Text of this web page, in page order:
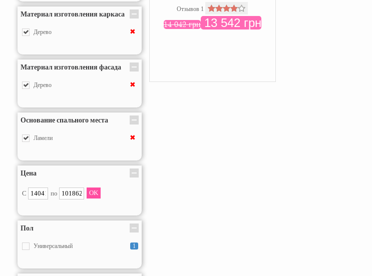
Материал изготовления каркаса
Дерево ✖
Материал изготовления фасада
Дерево ✖
Основание спального места
Ламели ✖
Цена
С по
Пол
Универсальный 1
Отзывов 1
14 042 грн13 542 грн